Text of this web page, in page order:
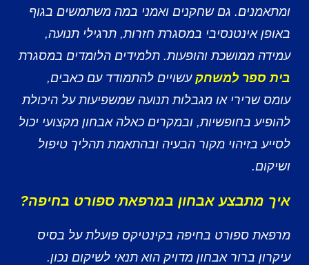
ומתאמנים. גם שחקנים ואמני במה משתמשים בגוף
באופן אינטנסיבי במסגרת חזרות, תרגילי תנועה,
עמידה ממושכת והופעות. תלמידים הלומדים במסגרת
בית ספר למשחק עשויים להתמודד עם כאבים,
עומס שרירי או מגבלות תנועה שמשפיעות על היכולת
להופיע בחופשיות, ובמקרים כאלה אבחון מקצועי יכול
לסייע בזיהוי מקור הבעיה ובהתאמת תהליך טיפול
ושיקום.
איך מתבצע אבחון במרפאת ספורט בחיפה?
מרפאת ספורט בחיפה בקינטיקס פועלת על בסיס
עיקרון ברור אבחון מדויק הוא תנאי לשיקום נכון.